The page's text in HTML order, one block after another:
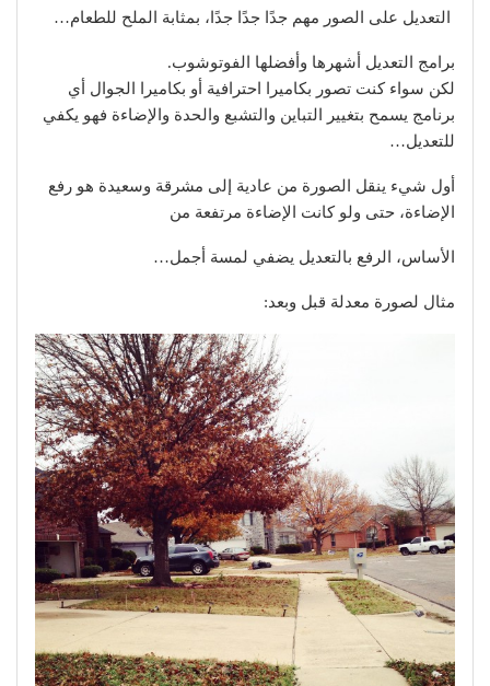
التعديل على الصور مهم جدًا جدًا جدًا، بمثابة الملح للطعام…
برامج التعديل أشهرها وأفضلها الفوتوشوب.
لكن سواء كنت تصور بكاميرا احترافية أو بكاميرا الجوال أي
برنامج يسمح بتغيير التباين والتشبع والحدة والإضاءة فهو يكفي
للتعديل…
أول شيء ينقل الصورة من عادية إلى مشرقة وسعيدة هو رفع
الإضاءة، حتى ولو كانت الإضاءة مرتفعة من
الأساس، الرفع بالتعديل يضفي لمسة أجمل…
مثال لصورة معدلة قبل وبعد: